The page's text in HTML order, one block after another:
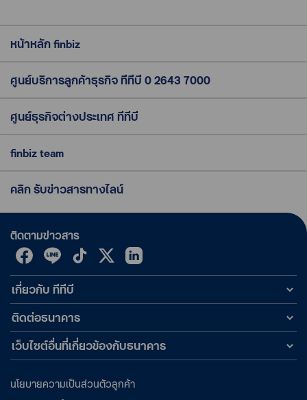
หน้าหลัก finbiz
ศูนย์บริการลูกค้าธุรกิจ ทีทีบี 0 2643 7000
ศูนย์ธุรกิจต่างประเทศ ทีทีบี
finbiz team
คลิก รับข่าวสารทางไลน์
ติดตามข่าวสาร
เกี่ยวกับ ทีทีบี
ติดต่อธนาคาร
เว็บไซต์อื่นที่เกี่ยวข้องกับธนาคาร
นโยบายความเป็นส่วนตัวลูกค้า